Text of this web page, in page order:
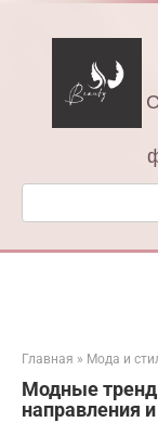
Поиск:
Главная » Мода и
Модные
направления